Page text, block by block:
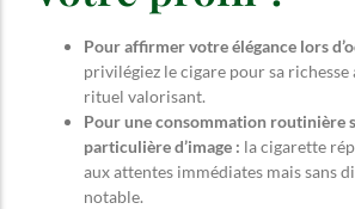
Pour affirmer votre élégance lors
privilégiez le cigare pour sa
rituel valorisant.
Pour une consommation routinière
particulière d’image : la cigarette
aux attentes immédiates mais sans
notable.